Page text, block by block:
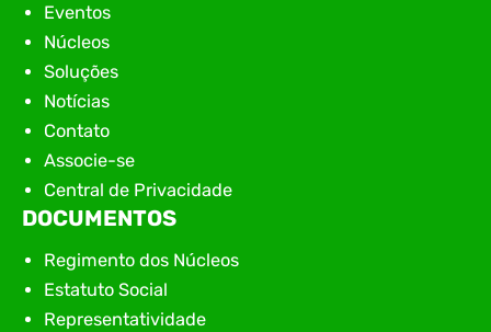
Eventos
Núcleos
Soluções
Notícias
Contato
Associe-se
Central de Privacidade
DOCUMENTOS
Regimento dos Núcleos
Estatuto Social
Representatividade